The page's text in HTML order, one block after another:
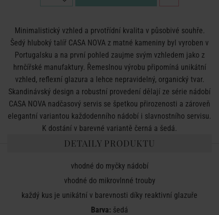
Minimalistický vzhled a prvotřídní kvalita v působivé souhře.
Šedý hluboký talíř CASA NOVA z matné kameniny byl vyroben v
Portugalsku a na první pohled zaujme svým vzhledem jako z
hrnčířské manufaktury. Řemeslnou výrobu připomíná unikátní
vzhled, reflexní glazura a lehce nepravidelný, organický tvar.
Skandinávský design a robustní provedení dělají ze série nádobí
CASA NOVA nadčasový servis se špetkou přirozenosti a zároveň
elegantní variantou každodenního nádobí i slavnostního servisu.
K dostání v barevné variantě černá a šedá.
DETAILY PRODUKTU
vhodné do myčky nádobí
vhodné do mikrovlnné trouby
každý kus je unikátní v barevnosti díky reaktivní glazuře
Barva: šedá